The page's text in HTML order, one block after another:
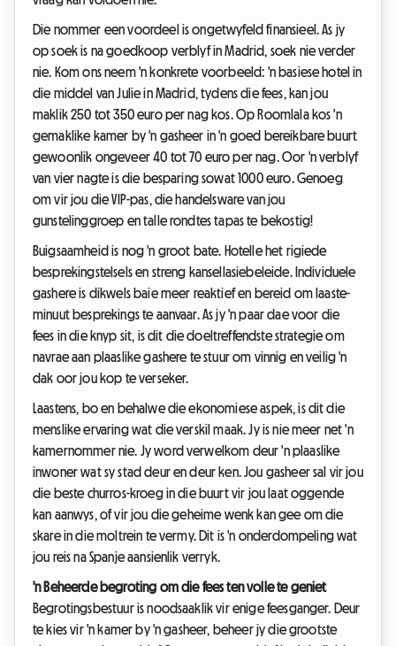
Die nommer een voordeel is ongetwyfeld finansieel. As jy
op soek is na goedkoop verblyf in Madrid, soek nie verder
nie. Kom ons neem 'n konkrete voorbeeld: 'n basiese hotel in
die middel van Julie in Madrid, tydens die fees, kan jou
maklik 250 tot 350 euro per nag kos. Op Roomlala kos 'n
gemaklike kamer by 'n gasheer in 'n goed bereikbare buurt
gewoonlik ongeveer 40 tot 70 euro per nag. Oor 'n verblyf
van vier nagte is die besparing sowat 1000 euro. Genoeg
om vir jou die VIP-pas, die handelsware van jou
gunstelinggroep en talle rondtes tapas te bekostig!
Buigsaamheid is nog 'n groot bate. Hotelle het rigiede
besprekingstelsels en streng kansellasiebeleide. Individuele
gashere is dikwels baie meer reaktief en bereid om laaste-
minuut besprekings te aanvaar. As jy 'n paar dae voor die
fees in die knyp sit, is dit die doeltreffendste strategie om
navrae aan plaaslike gashere te stuur om vinnig en veilig 'n
dak oor jou kop te verseker.
Laastens, bo en behalwe die ekonomiese aspek, is dit die
menslike ervaring wat die verskil maak. Jy is nie meer net 'n
kamernommer nie. Jy word verwelkom deur 'n plaaslike
inwoner wat sy stad deur en deur ken. Jou gasheer sal vir jou
die beste churros-kroeg in die buurt vir jou laat oggende
kan aanwys, of vir jou die geheime wenk kan gee om die
skare in die moltrein te vermy. Dit is 'n onderdompeling wat
jou reis na Spanje aansienlik verryk.
'n Beheerde begroting om die fees ten volle te geniet
Begrotingsbestuur is noodsaaklik vir enige feesganger. Deur
te kies vir 'n kamer by 'n gasheer, beheer jy die grootste